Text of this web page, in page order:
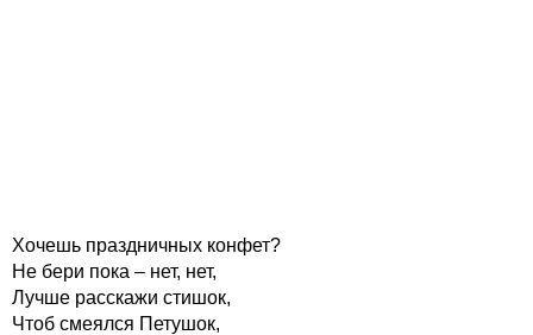
Хочешь праздничных конфет?
Не бери пока – нет, нет,
Лучше расскажи стишок,
Чтоб смеялся Петушок,